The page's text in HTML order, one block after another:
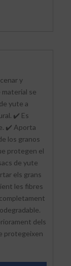
y
se
yute a
✔️ Es
✔️ Aporta
los granos
protegen el
de yute
els grans
les fibres
dels
protegeixen